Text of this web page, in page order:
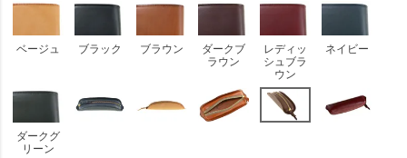
ベージュ ブラック ブラウン
ダークブ
ラウン
レディッ
シュブラ
ウン
ネイビー
ダークグ
リーン